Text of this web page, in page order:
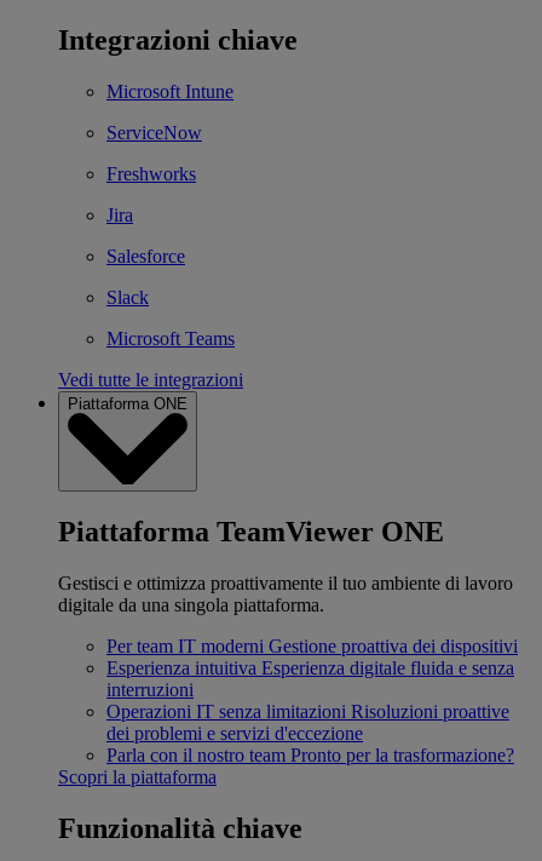
Integrazioni chiave
Microsoft Intune
ServiceNow
Freshworks
Jira
Salesforce
Slack
Microsoft Teams
Vedi tutte le integrazioni
Piattaforma ONE
Piattaforma TeamViewer ONE
Gestisci e ottimizza proattivamente il tuo ambiente di lavoro
digitale da una singola piattaforma.
Per team IT moderni Gestione proattiva dei dispositivi
Esperienza intuitiva Esperienza digitale fluida e senza
interruzioni
Operazioni IT senza limitazioni Risoluzioni proattive
dei problemi e servizi d'eccezione
Parla con il nostro team Pronto per la trasformazione?
Scopri la piattaforma
Funzionalità chiave